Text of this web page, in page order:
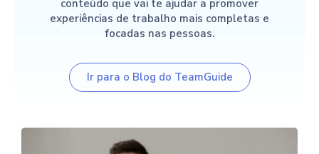
conteúdo que vai te ajudar a promover
experiências de trabalho mais completas e
focadas nas pessoas.
Ir para o Blog do TeamGuide